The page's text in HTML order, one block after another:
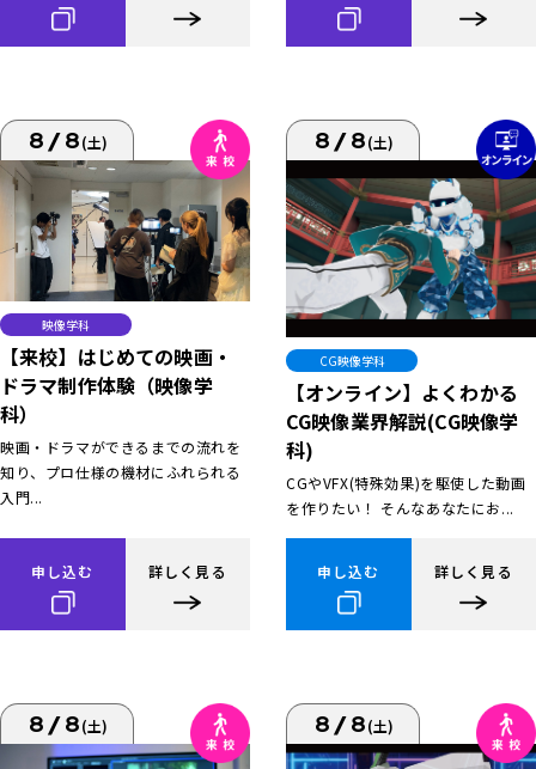
8/8(土)
映像学科
【来校】はじめての映画・
ドラマ制作体験（映像学
科）
映画・ドラマができるまでの流れを
知り、プロ仕様の機材にふれられる
入門...
申し込む 詳しく見る
8/8(土)
CG映像学科
【オンライン】よくわかる
CG映像業界解説(CG映像学
科)
CGやVFX(特殊効果)を駆使した動画
を作りたい！ そんなあなたにお...
申し込む 詳しく見る
8/8(土) 8/8(土)